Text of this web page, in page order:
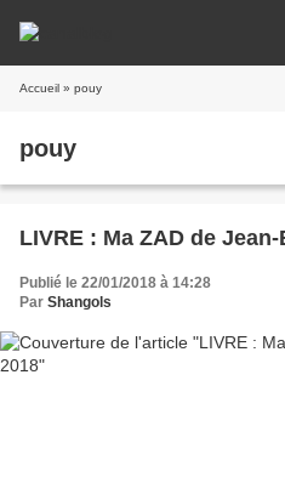
Accueil » pouy
pouy
LIVRE : Ma ZAD de
Publié le 22/01/2018 à 14:28
Par Shangols